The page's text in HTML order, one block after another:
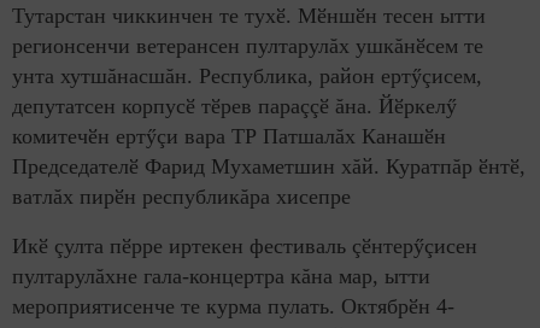
Тутарстан чиккинчен те тухӗ. Мӗншӗн тесен ытти
регионсенчи ветерансен пултарулăх ушкăнӗсем те
унта хутшăнасшăн. Республика, район ертӳçисем,
депутатсен корпусӗ тӗрев параççӗ ăна. Йӗркелӳ
комитечӗн ертӳçи вара ТР Патшалăх Канашӗн
Председателӗ Фарид Мухаметшин хăй. Куратпăр ӗнтӗ,
ватлăх пирӗн республикăра хисепре
Икӗ çулта пӗрре иртекен фестиваль çӗнтерӳçисен
пултарулăхне гала-концертра кăна мар, ытти
мероприятисенче те курма пулать. Октябрӗн 4-